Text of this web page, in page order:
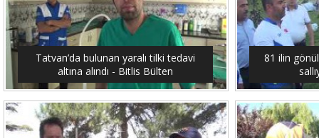
Tatvan’da bulunan yaralı tilki tedavi
altına alındı - Bitlis Bülten
81 ilin